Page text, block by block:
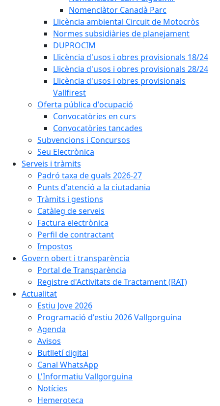
Nomenclàtor Canadà Parc
Llicència ambiental Circuit de Motocròs
Normes subsidiàries de planejament
DUPROCIM
Llicència d'usos i obres provisionals 18/24
Llicència d'usos i obres provisionals 28/24
Llicència d'usos i obres provisionals
Vallfirest
Oferta pública d'ocupació
Convocatòries en curs
Convocatòries tancades
Subvencions i Concursos
Seu Electrònica
Serveis i tràmits
Padró taxa de guals 2026-27
Punts d'atenció a la ciutadania
Tràmits i gestions
Catàleg de serveis
Factura electrònica
Perfil de contractant
Impostos
Govern obert i transparència
Portal de Transparència
Registre d'Activitats de Tractament (RAT)
Actualitat
Estiu Jove 2026
Programació d'estiu 2026 Vallgorguina
Agenda
Avisos
Butlletí digital
Canal WhatsApp
L'Informatiu Vallgorguina
Notícies
Hemeroteca